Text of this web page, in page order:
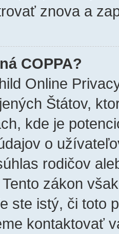
znova a
COPPA?
Online
Štátov,
kde je
o
rodičov
zákon
ste istý, či toto
kontaktovať